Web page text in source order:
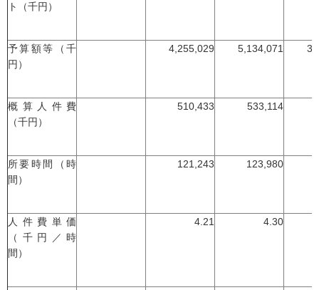
ト（千円）
予算額等（千
円）
4,255,029 5,134,071
概算人件費
（千円）
510,433 533,114
所要時間（時
間）
121,243 123,980
人件費単価
（千円／時
間）
4.21 4.30